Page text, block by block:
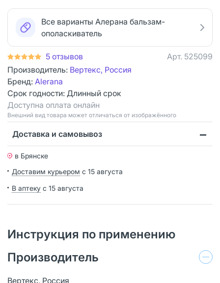
Все варианты Алерана бальзам-
ополаскиватель
5 отзывов Арт. 525099
Производитель: Вертекс, Россия
Бренд: Alerana
Срок годности: Длинный срок
Доступна оплата онлайн
Bнешний вид товара может отличаться от изображённого
Доставка и самовывоз
в Брянске
Доставим курьером с 15 августа
В аптеку с 15 августа
Инструкция по применению
Производитель
Вертекс, Россия